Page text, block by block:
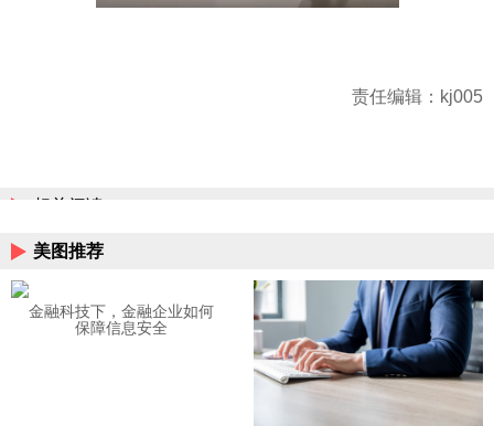
责任编辑：kj005
相关阅读
美图推荐
金融科技下，金融企业如何
保障信息安全